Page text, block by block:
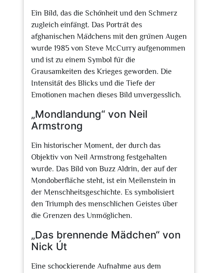
Ein Bild, das die Schönheit und den Schmerz
zugleich einfängt. Das Porträt des
afghanischen Mädchens mit den grünen Augen
wurde 1985 von Steve McCurry aufgenommen
und ist zu einem Symbol für die
Grausamkeiten des Krieges geworden. Die
Intensität des Blicks und die Tiefe der
Emotionen machen dieses Bild unvergesslich.
„Mondlandung“ von Neil
Armstrong
Ein historischer Moment, der durch das
Objektiv von Neil Armstrong festgehalten
wurde. Das Bild von Buzz Aldrin, der auf der
Mondoberfläche steht, ist ein Meilenstein in
der Menschheitsgeschichte. Es symbolisiert
den Triumph des menschlichen Geistes über
die Grenzen des Unmöglichen.
„Das brennende Mädchen“ von
Nick Út
Eine schockierende Aufnahme aus dem